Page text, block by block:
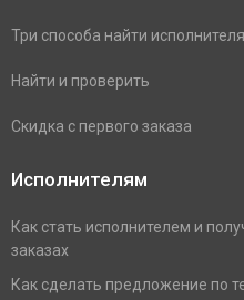
Три способа найти исполнителя
Найти и проверить
Скидка с первого заказа
Исполнителям
Как стать исполнителем и
заказах
Как сделать предложение по